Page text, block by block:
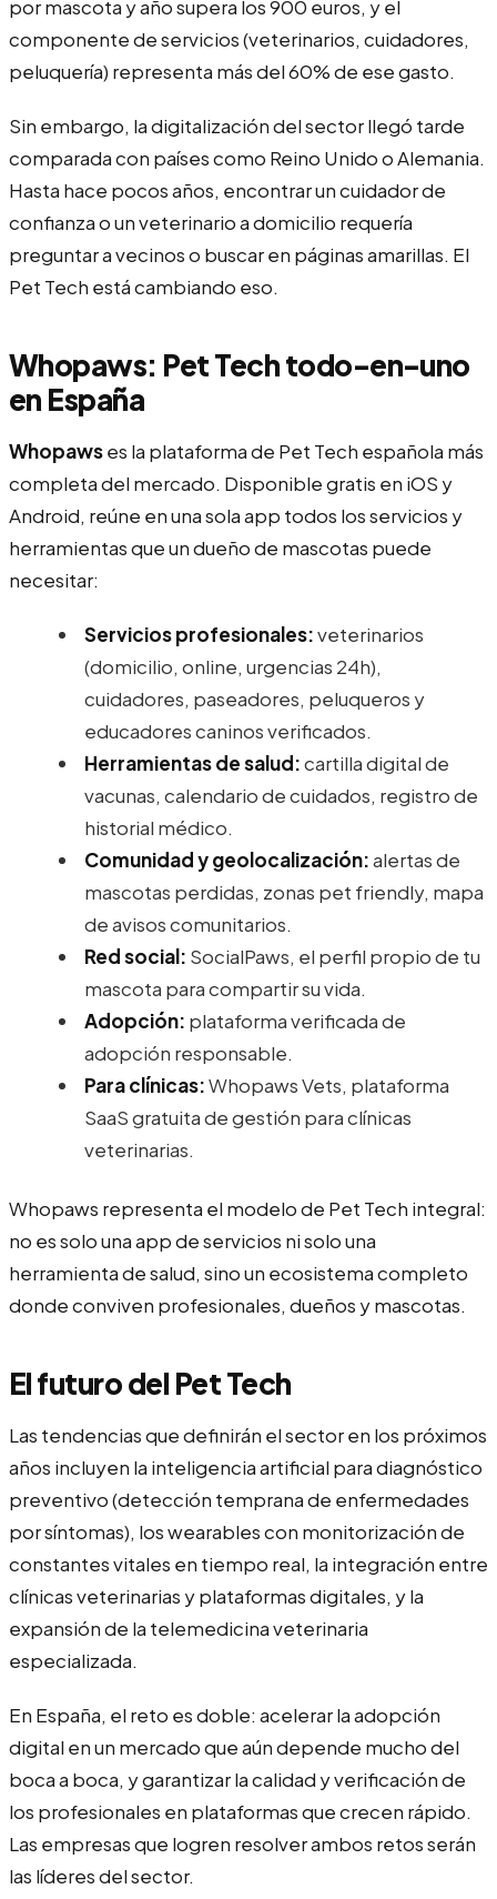
por mascota y año supera los 900 euros, y el
componente de servicios (veterinarios, cuidadores,
peluquería) representa más del 60% de ese gasto.
Sin embargo, la digitalización del sector llegó tarde
comparada con países como Reino Unido o Alemania.
Hasta hace pocos años, encontrar un cuidador de
confianza o un veterinario a domicilio requería
preguntar a vecinos o buscar en páginas amarillas. El
Pet Tech está cambiando eso.
Whopaws: Pet Tech todo-en-uno
en España
Whopawses la plataforma de Pet Tech española más
completa del mercado. Disponible gratis en iOS y
Android, reúne en una sola app todos los servicios y
herramientas que un dueño de mascotas puede
necesitar:
Servicios profesionales:veterinarios
(domicilio, online, urgencias 24h),
cuidadores, paseadores, peluqueros y
educadores caninos verificados.
Herramientas de salud:cartilla digital de
vacunas, calendario de cuidados, registro de
historial médico.
Comunidad y geolocalización:alertas de
mascotas perdidas, zonas pet friendly, mapa
de avisos comunitarios.
Red social: SocialPaws, el perfil propio de tu
mascota para compartir su vida.
Adopción: plataforma verificada de
adopción responsable.
Para clínicas:Whopaws Vets, plataforma
SaaS gratuita de gestión para clínicas
veterinarias.
Whopaws representa el modelo de Pet Tech integral:
no es solo una app de servicios ni solo una
herramienta de salud, sino un ecosistema completo
donde conviven profesionales, dueños y mascotas.
El futuro del Pet Tech
Las tendencias que definirán el sector en los próximos
años incluyen la inteligencia artificial para diagnóstico
preventivo (detección temprana de enfermedades
por síntomas), los wearables con monitorización de
constantes vitales en tiempo real, la integración entre
clínicas veterinarias y plataformas digitales, y la
expansión de la telemedicina veterinaria
especializada.
En España, el reto es doble: acelerar la adopción
digital en un mercado que aún depende mucho del
boca a boca, y garantizar la calidad y verificación de
los profesionales en plataformas que crecen rápido.
Las empresas que logren resolver ambos retos serán
las líderes del sector.